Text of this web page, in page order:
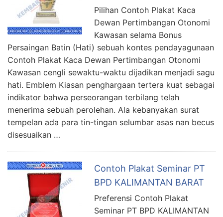
Pilihan Contoh Plakat Kaca
Dewan Pertimbangan Otonomi
Kawasan selama Bonus
Persaingan Batin (Hati) sebuah kontes pendayagunaan
Contoh Plakat Kaca Dewan Pertimbangan Otonomi
Kawasan cengli sewaktu-waktu dijadikan menjadi sagu
hati. Emblem Kiasan penghargaan tertera kuat sebagai
indikator bahwa perseorangan terbilang telah
menerima sebuah perolehan. Ala kebanyakan surat
tempelan ada para tin-tingan selumbar asas nan becus
disesuaikan …
Contoh Plakat Seminar PT
BPD KALIMANTAN BARAT
Preferensi Contoh Plakat
Seminar PT BPD KALIMANTAN